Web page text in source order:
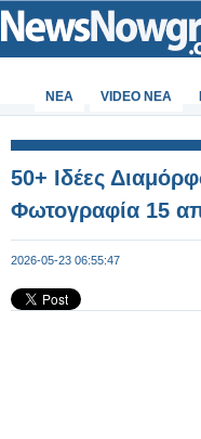
ΝΕΑ VIDEO NEA
50+ Ιδέες
Φωτογραφία 15
2026-05-23 06:55:47